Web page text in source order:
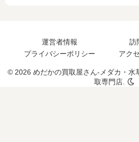
運営者情報
訪
プライバシーポリシー
アク
© 2026 めだかの買取屋さん-メダカ・水
取専門店.